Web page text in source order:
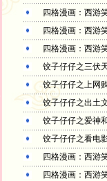
四格漫画：西游
四格漫画：西游
四格漫画：西游
饺子仔仔之三伏
饺子仔仔之上网
饺子仔仔之出土
饺子仔仔之爱神
饺子仔仔之看电
四格漫画：西游
四格漫画：西游